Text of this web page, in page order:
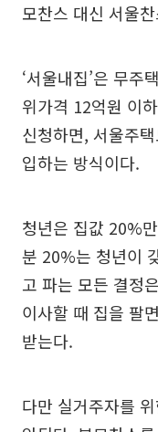
모찬스 대신 서울
‘서울내집’은 무주
위가격 12억원 이
신청하면, 서울주
입하는 방식이다.
청년은 집값 20%
분 20%는 청년이
고 파는 모든 결정
이사할 때 집을 팔
받는다.
다만 실거주자를